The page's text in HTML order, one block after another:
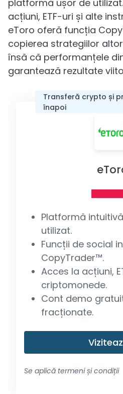
platformă ușor de
acțiuni, ETF-uri și alte
eToro oferă funcția
copierea strategiilor
însă că performanțele
garantează rezultate
Transferă crypto și
înapoi
Platformă
utilizat.
Funcții de social
CopyTrader™.
Acces la acțiuni,
criptomonede.
Cont demo
fracționate.
Se aplică termeni și condiții